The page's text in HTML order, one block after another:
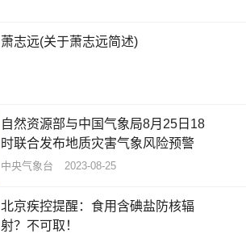
萧志远(关于萧志远简述)
自然资源部与中国气象局8月25日18
时联合发布地质灾害气象风险预警
中央气象台 2023-08-25
北京疾控提醒：食用含碘盐防核辐
射？不可取！